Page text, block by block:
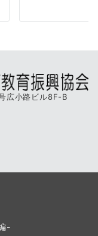
広小路ビル8F-B
-